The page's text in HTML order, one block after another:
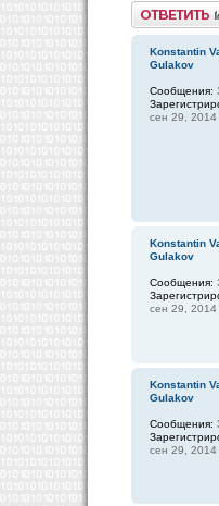
Ответить
Konstantin
Gulakov
Сообщения:
сен 29, 2014
Konstantin
Gulakov
Сообщения:
сен 29, 2014
Konstantin
Gulakov
Сообщения:
сен 29, 2014